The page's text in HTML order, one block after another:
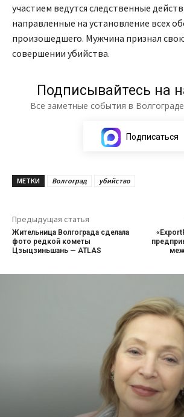
участием ведутся следственные
направленные на установление всех
произошедшего. Мужчина признал
совершении убийства.
Подписывайтесь на
Все заметные события в
Подписаться
МЕТКИ Волгоград убийство
Предыдущая статья
Жительница Волгограда сделала
фото редкой кометы
Цзыцзиньшань — ATLAS